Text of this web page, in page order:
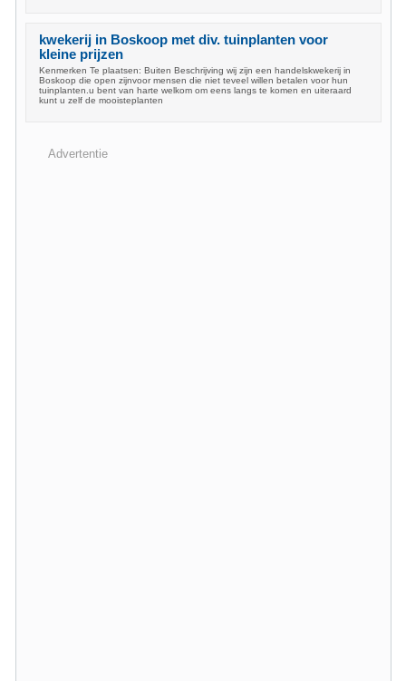
kwekerij in Boskoop met div. tuinplanten voor
kleine prijzen
Kenmerken Te plaatsen: Buiten Beschrijving wij zijn een handelskwekerij in
Boskoop die open zijnvoor mensen die niet teveel willen betalen voor hun
tuinplanten.u bent van harte welkom om eens langs te komen en uiteraard
kunt u zelf de mooisteplanten
Advertentie